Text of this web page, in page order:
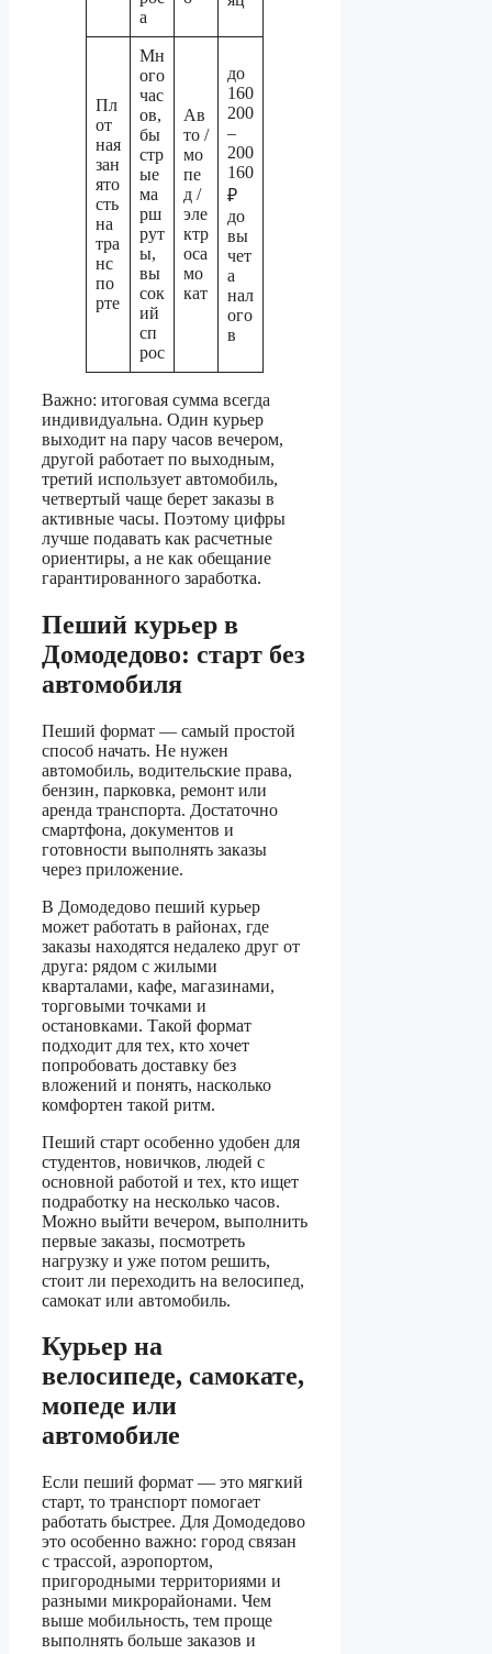
а
Пл
от
ная
зан
ято
сть
на
тра
нс
по
рте
Мн
ого
час
ов,
бы
стр
ые
ма
рш
рут
ы,
вы
сок
ий
сп
рос
Ав
то /
мо
пе
д /
эле
ктр
оса
мо
кат
до
160
200
–
200
160
₽
до
вы
чет
а
нал
ого
в
Важно: итоговая сумма всегда
индивидуальна. Один курьер
выходит на пару часов вечером,
другой работает по выходным,
третий использует автомобиль,
четвертый чаще берет заказы в
активные часы. Поэтому цифры
лучше подавать как расчетные
ориентиры, а не как обещание
гарантированного заработка.
Пеший курьер в
Домодедово: старт без
автомобиля
Пеший формат — самый простой
способ начать. Не нужен
автомобиль, водительские права,
бензин, парковка, ремонт или
аренда транспорта. Достаточно
смартфона, документов и
готовности выполнять заказы
через приложение.
В Домодедово пеший курьер
может работать в районах, где
заказы находятся недалеко друг от
друга: рядом с жилыми
кварталами, кафе, магазинами,
торговыми точками и
остановками. Такой формат
подходит для тех, кто хочет
попробовать доставку без
вложений и понять, насколько
комфортен такой ритм.
Пеший старт особенно удобен для
студентов, новичков, людей с
основной работой и тех, кто ищет
подработку на несколько часов.
Можно выйти вечером, выполнить
первые заказы, посмотреть
нагрузку и уже потом решить,
стоит ли переходить на велосипед,
самокат или автомобиль.
Курьер на
велосипеде, самокате,
мопеде или
автомобиле
Если пеший формат — это мягкий
старт, то транспорт помогает
работать быстрее. Для Домодедово
это особенно важно: город связан
с трассой, аэропортом,
пригородными территориями и
разными микрорайонами. Чем
выше мобильность, тем проще
выполнять больше заказов и